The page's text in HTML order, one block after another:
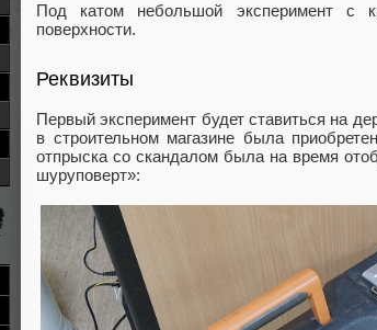
Под катом небольшой эксперимент с
поверхности.
Реквизиты
Первый эксперимент будет ставиться на
в строительном магазине была
отпрыска со скандалом была на время
шуруповерт»: